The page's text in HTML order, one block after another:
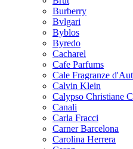
Burberry
Bvlgari
Byblos
Byredo
Cacharel
Cafe Parfums
Cale Fragranze
Calvin Klein
Calypso Christiane
Canali
Carla Fracci
Carner Barcelona
Carolina Herrera